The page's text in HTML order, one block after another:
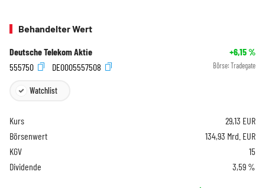
Behandelter Wert
Deutsche Telekom Aktie +6,15%
555750
DE0005557508 Börse: Tradegate
Watchlist
Kurs 29,13 EUR
Börsenwert
134,93 Mrd. EUR
KGV
15
Dividende
3,59 %